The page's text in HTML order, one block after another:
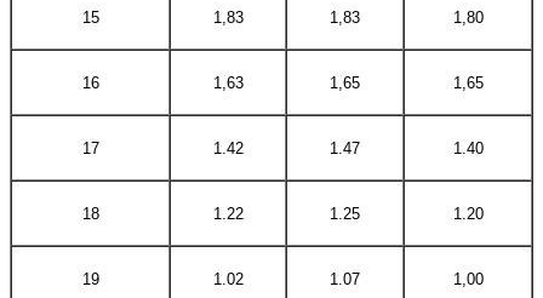
15 1,83 1,83 1,80
16 1,63 1,65 1,65
17 1.42 1.47 1.40
18 1.22 1.25 1.20
19 1.02 1.07 1,00